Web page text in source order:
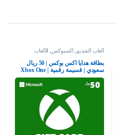
ألعاب الفيديو اكسبوكس الألعاب
بطاقة هدايا اكس بوكس | 50 ريال
سعودي | قسيمة رقمية | Xbox One
سلسلة S | X وويندوز | (كود التحميل)
– حساب المملكة العربية السعودية